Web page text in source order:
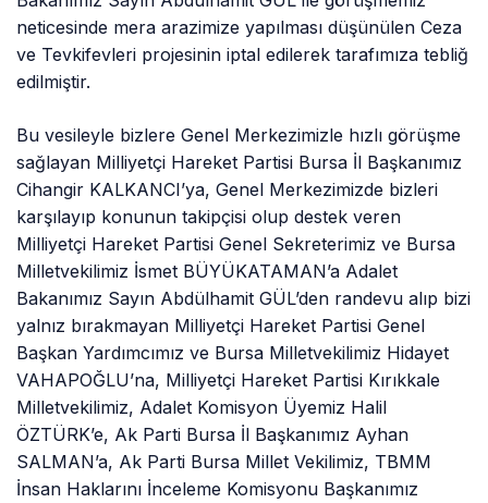
neticesinde mera arazimize yapılması düşünülen Ceza
ve Tevkifevleri projesinin iptal edilerek tarafımıza tebliğ
edilmiştir.
Bu vesileyle bizlere Genel Merkezimizle hızlı görüşme
sağlayan Milliyetçi Hareket Partisi Bursa İl Başkanımız
Cihangir KALKANCI’ya, Genel Merkezimizde bizleri
karşılayıp konunun takipçisi olup destek veren
Milliyetçi Hareket Partisi Genel Sekreterimiz ve Bursa
Milletvekilimiz İsmet BÜYÜKATAMAN’a Adalet
Bakanımız Sayın Abdülhamit GÜL’den randevu alıp bizi
yalnız bırakmayan Milliyetçi Hareket Partisi Genel
Başkan Yardımcımız ve Bursa Milletvekilimiz Hidayet
VAHAPOĞLU’na, Milliyetçi Hareket Partisi Kırıkkale
Milletvekilimiz, Adalet Komisyon Üyemiz Halil
ÖZTÜRK’e, Ak Parti Bursa İl Başkanımız Ayhan
SALMAN’a, Ak Parti Bursa Millet Vekilimiz, TBMM
İnsan Haklarını İnceleme Komisyonu Başkanımız